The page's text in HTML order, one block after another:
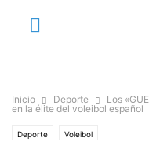
Inicio Deporte
Los
en la élite del voleibol español
Deporte Voleibol